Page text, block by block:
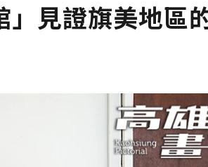
見證旗美地區